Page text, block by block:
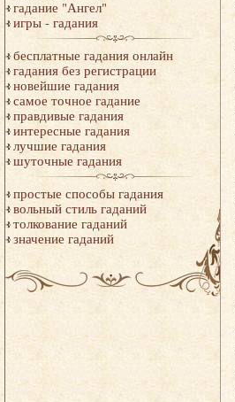
гадание "Ангел"
игры - гадания
бесплатные гадания онлайн
гадания без регистрации
новейшие гадания
самое точное гадание
правдивые гадания
интересные гадания
лучшие гадания
шуточные гадания
простые способы гадания
вольный стиль гаданий
толкование гаданий
значение гаданий